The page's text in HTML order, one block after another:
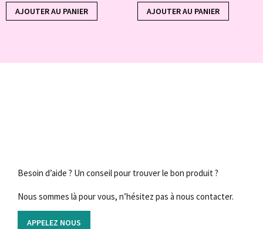
AJOUTER AU PANIER AJOUTER AU PANIER
Besoin d’aide ? Un conseil pour trouver le bon produit ?
Nous sommes là pour vous, n’hésitez pas à nous contacter.
APPELEZ NOUS